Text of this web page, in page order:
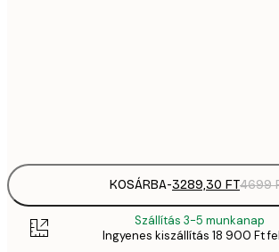
KOSÁRBA-3289,30 FT4699
Szállítás 3-5 munkanap
Ingyenes kiszállítás 18 900 Ft